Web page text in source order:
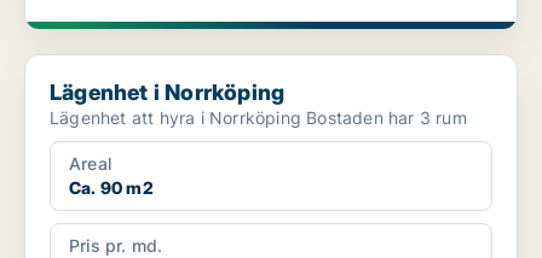
Lägenhet i Norrköping
Lägenhet i Norrköping
Lägenhet att hyra i Norrköping Bostaden har 3 rum
Areal
Ca. 90 m2
Pris pr. md.